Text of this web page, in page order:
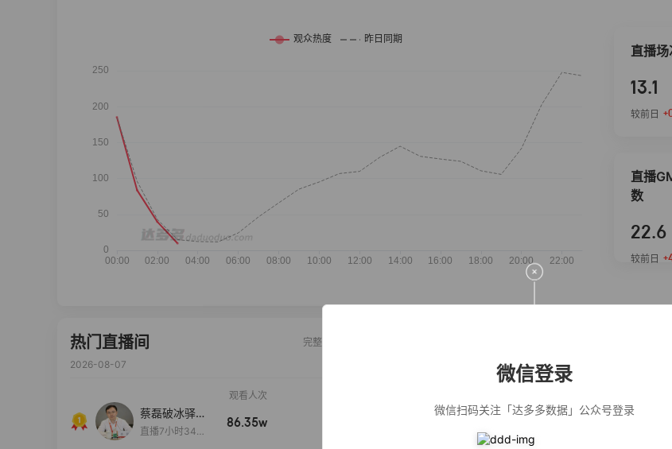
微信登录
微信扫码关注「达多多数据」公众号登录
直播
13.1
较前日
直播
数
22.6
较前日
热门直播间
完整榜单
2026-08-07
观看人次
蔡磊破冰驿站
直播间好物分
直播7小时34分
86.35w
公仔牌顽渍净洗
污渍除菌除螨3倍